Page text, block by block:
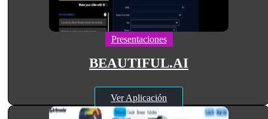
Presentaciones
BEAUTIFUL.AI
Ver Aplicación